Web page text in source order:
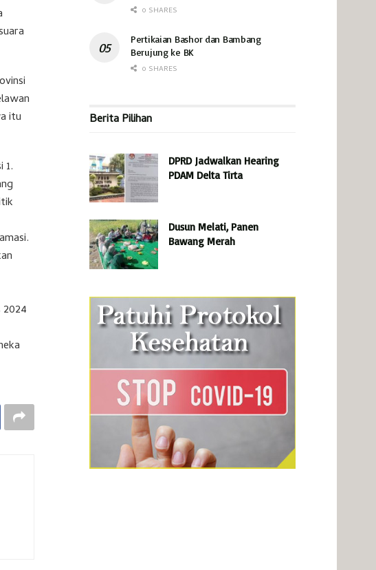
itu
1.
0 SHARES
Pertikaian Bashor dan Bambang
Berujung ke BK
0 SHARES
Berita Pilihan
DPRD Jadwalkan Hearing
PDAM Delta Tirta
Dusun Melati, Panen
Bawang Merah